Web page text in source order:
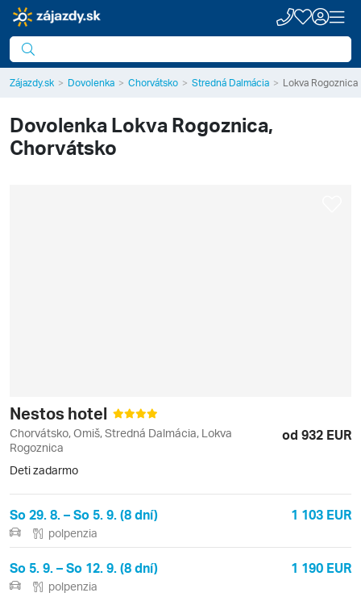
Zájazdy.sk Dovolenka Chorvátsko Stredná Dalmácia Lokva Rogoznica
Dovolenka Lokva Rogoznica,
Chorvátsko
Nestos hotel
Chorvátsko, Omiš, Stredná Dalmácia, Lokva
Rogoznica
od 932 EUR
Deti zadarmo
So 29. 8. – So 5. 9. (8 dní) 1 103 EUR
polpenzia
So 5. 9. – So 12. 9. (8 dní) 1 190 EUR
polpenzia